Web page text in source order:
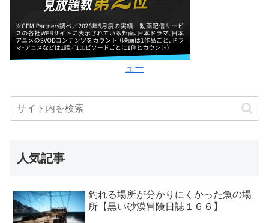
ュー
人気記事
釣れる場所が分かりにくかった魚の場
所【黒い砂漠冒険日誌１６６】